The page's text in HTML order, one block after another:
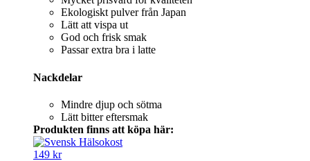
Ekologiskt pulver från Japan
Lätt att vispa ut
God och frisk smak
Passar extra bra i latte
Nackdelar
Mindre djup och sötma
Lätt bitter eftersmak
Produkten finns att köpa här:
149 kr